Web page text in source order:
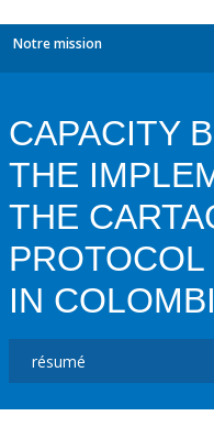
Notre mission
CAPACITY
THE
THE
IN